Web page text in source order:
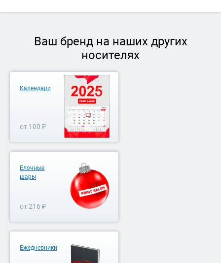
Ваш бренд на наших других
носителях
Календари
от 100 ₽
Ёлочные
шары
от 216 ₽
Ежедневники